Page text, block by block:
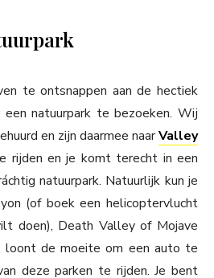
te ontsnappen aan de hectiek
natuurpark te bezoeken. Wij
en zijn daarmee naarValley
rijden en je komt terecht in een
natuurpark. Natuurlijk kun je
(of boek een helicoptervlucht
doen), Death Valley of Mojave
loont de moeite om een auto te
deze parken te rijden. Je bent